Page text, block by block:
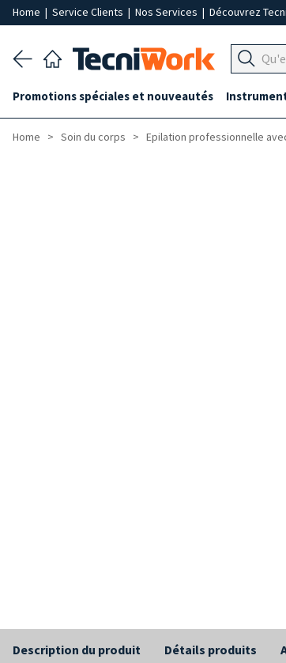
Home | Service Clients | Nos Services | Découvrez
Promotions spéciales et nouveautés
Home Soin du corps Epilation professionnelle
Description du produit Détails produits